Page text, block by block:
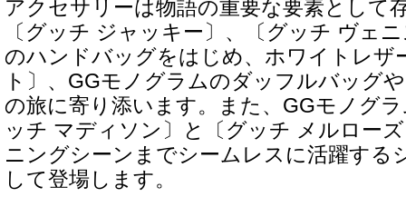
アクセサリーは物語の重要な要素として
〔グッチ ジャッキー〕、〔グッチ ヴェ
のハンドバッグをはじめ、ホワイトレザ
ト〕、GGモノグラムのダッフルバッグ
の旅に寄り添います。また、GGモノグ
ッチ マディソン〕と〔グッチ メルロー
ニングシーンまでシームレスに活躍する
して登場します。